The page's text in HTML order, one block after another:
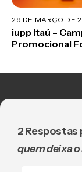
29 DE MARÇO DE
iupp Itaú –
Promocional
2 Respostas
quem deixa